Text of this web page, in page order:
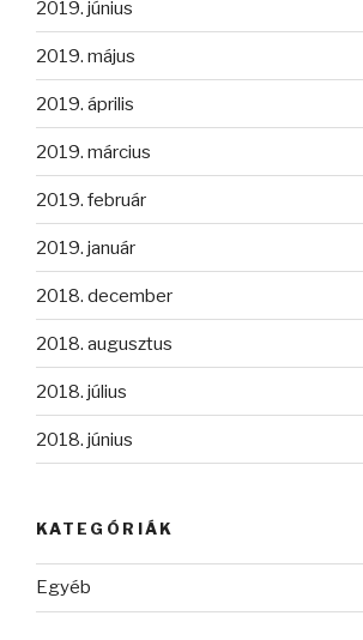
2019. június
2019. május
2019. április
2019. március
2019. február
2019. január
2018. december
2018. augusztus
2018. július
2018. június
KATEGÓRIÁK
Egyéb